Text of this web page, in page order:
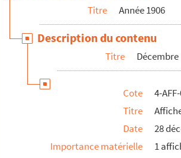
Titre Année 1906
Description du contenu
Titre Décembre
Cote
4-
Titre
Date
28
Importance matérielle
1